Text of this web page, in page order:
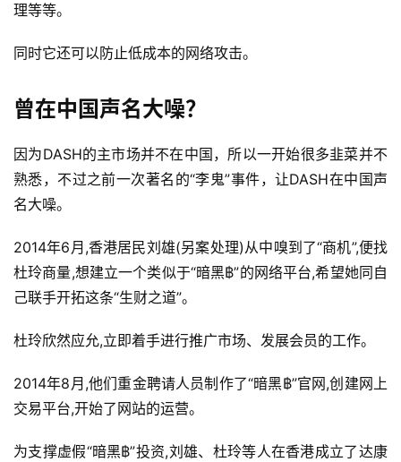
理等等。
同时它还可以防止低成本的网络攻击。
曾在中国声名大噪？
因为DASH的主市场并不在中国，所以一开始很多韭菜并不
熟悉，不过之前一次著名的“李鬼”事件，让DASH在中国声
名大噪。
2014年6月,香港居民刘雄(另案处理)从中嗅到了“商机”,便找
杜玲商量,想建立一个类似于“暗黑฿”的网络平台,希望她同自
己联手开拓这条“生财之道”。
杜玲欣然应允,立即着手进行推广市场、发展会员的工作。
2014年8月,他们重金聘请人员制作了“暗黑฿”官网,创建网上
交易平台,开始了网站的运营。
为支撑虚假“暗黑฿”投资,刘雄、杜玲等人在香港成立了达康